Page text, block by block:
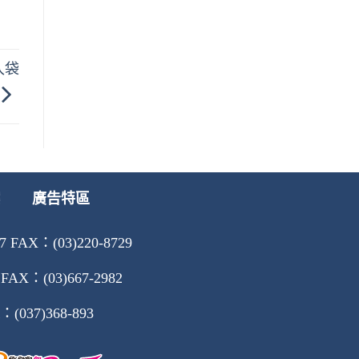
袋
廣告特區
FAX：(03)220-8729
：(03)667-2982
(037)368-893